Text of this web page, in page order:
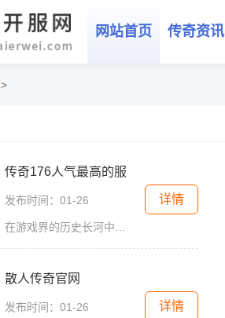
网站首页 传奇资讯
>
传奇176人气最高的服
发布时间：01-26 详情
散人传奇官网
发布时间：01-26 详情